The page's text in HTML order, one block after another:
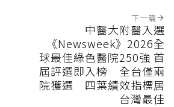
下一篇
中醫大附醫入選
《Newsweek》2026全
球最佳綠色醫院250強 首
屆評選即入榜 全台僅兩
院獲選 四葉績效指標居
台灣最佳